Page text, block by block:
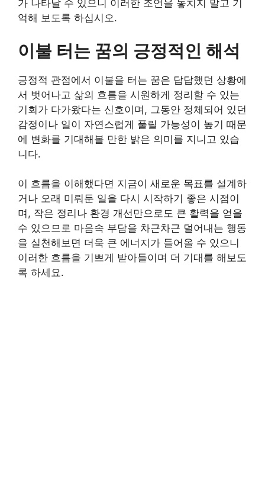
가 나타날 수 있으니 이러한 조언을 놓치지 말고 기
억해 보도록 하십시오.
이불 터는 꿈의 긍정적인 해석
긍정적 관점에서 이불을 터는 꿈은 답답했던 상황에
서 벗어나고 삶의 흐름을 시원하게 정리할 수 있는
기회가 다가왔다는 신호이며, 그동안 정체되어 있던
감정이나 일이 자연스럽게 풀릴 가능성이 높기 때문
에 변화를 기대해볼 만한 밝은 의미를 지니고 있습
니다.
이 흐름을 이해했다면 지금이 새로운 목표를 설계하
거나 오래 미뤄둔 일을 다시 시작하기 좋은 시점이
며, 작은 정리나 환경 개선만으로도 큰 활력을 얻을
수 있으므로 마음속 부담을 차근차근 덜어내는 행동
을 실천해보면 더욱 큰 에너지가 들어올 수 있으니
이러한 흐름을 기쁘게 받아들이며 더 기대를 해보도
록 하세요.